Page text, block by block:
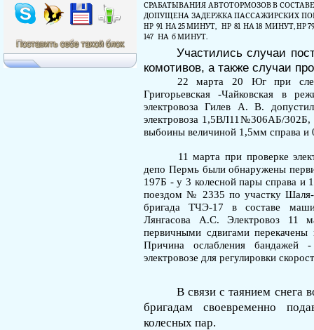
СРАБАТЫВАНИЯ АВТОТОРМОЗОВ В
ДОПУЩЕНА ЗАДЕРЖКА ПАССАЖИРСКИХ
HP 91 НА 25 МИНУТ, HP 81 НА 18 МИНУТ,HP
147 НА б МИНУТ.
Участились случаи
комотивов, а также случаи
22 марта 20 Юг при
Григорьевская -Чайковская в
электровоза Гилев А. В.
электровоза 1,5ВЛ11№306АБ/302Б,
выбоины величиной 1,5мм справа и
11 марта при проверке
депо Пермь были обнаружены
197Б - у 3 колесной пары справа и
поездом № 2335 по участку Шаля-
бригада ТЧЭ-17 в составе
Лянгасова А.С. Электровоз 11
первичными сдвигами
Причина ослабления бандажей
электровозе для регулировки
В связи с таянием снега
бригадам своевременно
колесных пар.